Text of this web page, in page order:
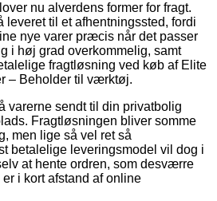
nu alverdens former for fragt.
leveret til et afhentningssted, fordi
nye varer præcis når det passer
i høj grad overkommelig, samt
fragtløsning ved køb af Elite
– Beholder til værktøj.
varerne sendt til din privatbolig
Fragtløsningen bliver somme
men lige så vel ret så
betalelige leveringsmodel vil dog i
at hente ordren, som desværre
i kort afstand af online